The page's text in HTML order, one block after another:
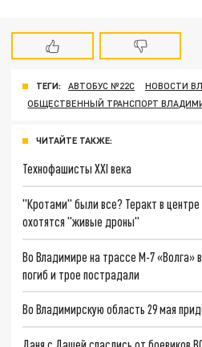
ТЕГИ: АВТОБУС №22С
НОВОСТИ
ОБЩЕСТВЕННЫЙ ТРАНСПОРТ
ЧИТАЙТЕ ТАКЖЕ:
Технофашисты XXI века
"Кротами" были все? Теракт в
охотятся "живые дроны"
Во Владимире на трассе М-7 «Волга»
погиб и трое пострадали
Во Владимирскую область 29 мая